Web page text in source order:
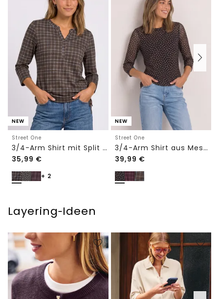
NEW
Street One
3/4-Arm Shirt mit Split Neck und Print
35,99 €
+ 2
NEW
Street One
3/4-Arm Shirt aus Mesh mit Print
39,99 €
Layering‑Ideen